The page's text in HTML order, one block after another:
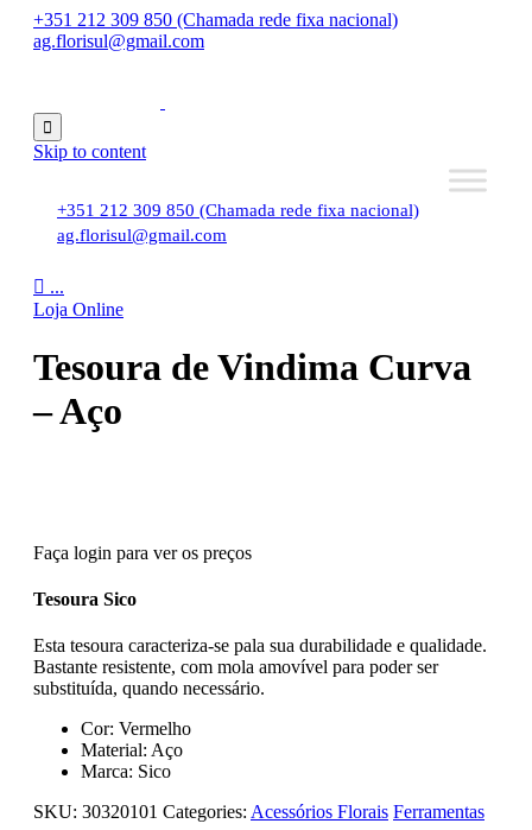
+351 212 309 850 (Chamada rede fixa nacional)
ag.florisul@gmail.com

Skip to content
+351 212 309 850 (Chamada rede fixa nacional)
ag.florisul@gmail.com
 ...
Loja Online
Tesoura de Vindima Curva
– Aço
Faça login para ver os preços
Tesoura Sico
Esta tesoura caracteriza-se pala sua durabilidade e qualidade.
Bastante resistente, com mola amovível para poder ser
substituída, quando necessário.
Cor: Vermelho
Material: Aço
Marca: Sico
SKU: 30320101 Categories: Acessórios Florais Ferramentas